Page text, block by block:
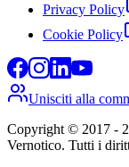
Privacy Policy
Cookie Policy
Unisciti alla
Copyright © 2017 -
Vernotico. Tutti i